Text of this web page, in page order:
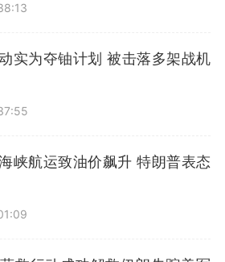
实为夺铀计划 被击落多架战机
峡航运致油价飙升 特朗普表态